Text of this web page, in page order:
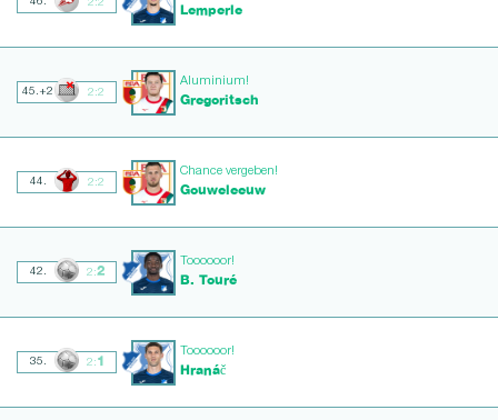
46. 2:2 Lemperle
45.+2 2:2
Aluminium!
Gregoritsch
44. 2:2
Chance vergeben!
Gouweleeuw
42. 2:2
Toooooor!
B. Touré
35. 2: 1
Toooooor!
Hranáč